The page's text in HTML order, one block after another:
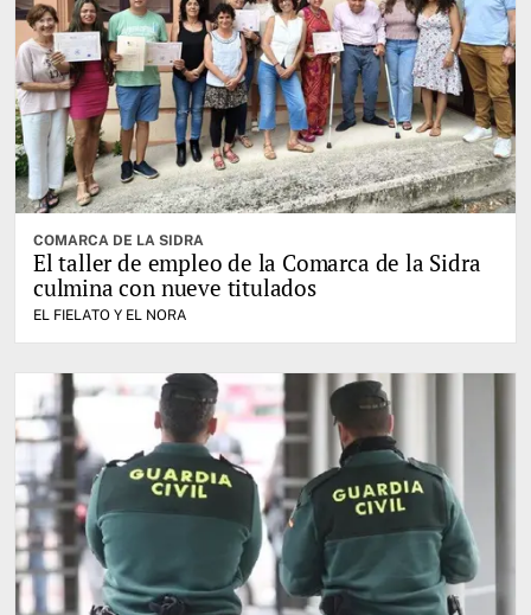
COMARCA DE LA SIDRA
El taller de empleo de la Comarca de la Sidra
culmina con nueve titulados
EL FIELATO Y EL NORA